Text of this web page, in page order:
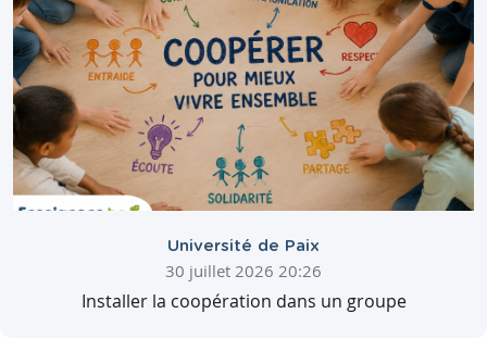
Université de Paix
30 juillet 2026 20:26
Installer la coopération dans un groupe